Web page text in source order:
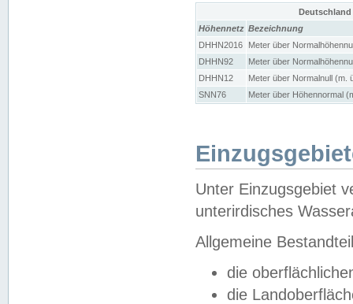
Höhennetz Bezeichnung
DHHN2016
Meter über
DHHN92
Meter über
DHHN12
Meter über Normalnull (m.
SNN76
Meter über Höhennormal
Unter Einzugsgebiet
unterirdisches
Allgemeine
die
die